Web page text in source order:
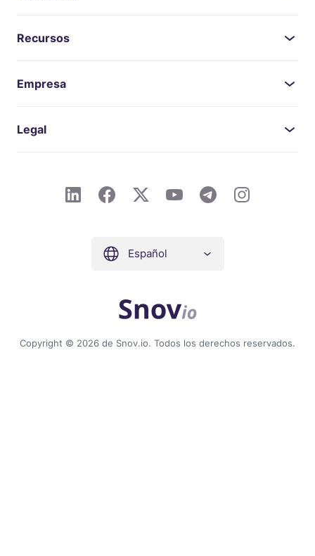
Recursos
Empresa
Legal
Copyright © 2026 de Snov.io. Todos los derechos reservados.
Español